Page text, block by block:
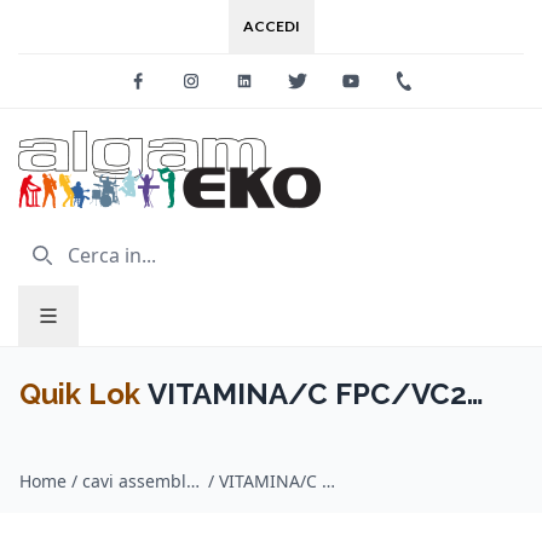
ACCEDI
FacebookInstagramLinkedinTwitter Youtube
Quik Lok VITAMINA/C FPC/VC2
Home / cavi assemblati per strumenti musicali / Quik Lok / VITAMINA/C FPC/VC2 Jack Mono 90°/Jack Mono 90° 20 cm